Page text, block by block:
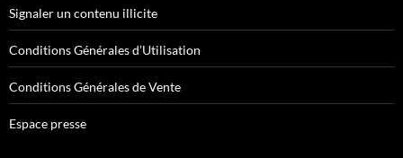
Signaler un contenu illicite
Conditions Générales d’Utilisation
Conditions Générales de Vente
Espace presse